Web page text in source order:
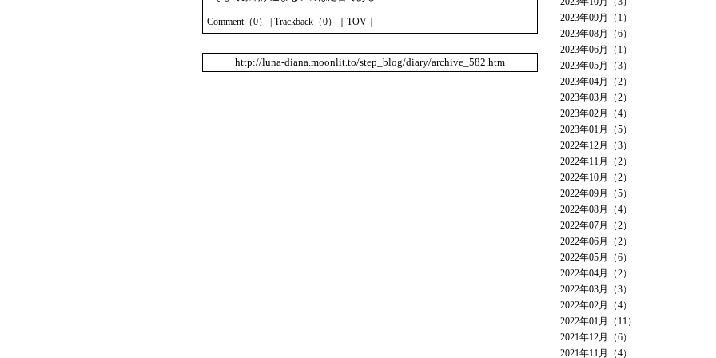
Comment（0） Trackback（0） TOV
http://luna-diana.moonlit.to/step_blog/diary/archive_582.htm
2023年09月（1）
2023年08月（6）
2023年06月（1）
2023年05月（3）
2023年04月（2）
2023年03月（2）
2023年02月（4）
2023年01月（5）
2022年12月（3）
2022年11月（2）
2022年10月（2）
2022年09月（5）
2022年08月（4）
2022年07月（2）
2022年06月（2）
2022年05月（6）
2022年04月（2）
2022年03月（3）
2022年02月（4）
2022年01月（11）
2021年12月（6）
2021年11月（4）